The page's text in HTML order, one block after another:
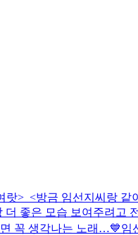
랏>_<방금 임선지씨랑 같
좋은 모습 보여주려고
꼭 생각나는 노래…💙임